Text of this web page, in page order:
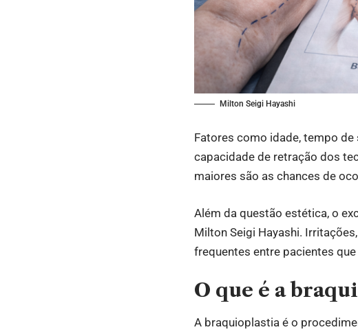
Milton Seigi Hayashi
Fatores como idade, tempo
capacidade de retração dos
maiores são as chances de
Além da questão estética, o
Milton Seigi Hayashi.
frequentes entre pacientes
O que é a
A braquioplastia é o